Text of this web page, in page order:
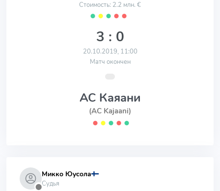
Стоимость: 2.2 млн. €
⬤ ⬤ ⬤ ⬤ ⬤
3 : 0
20.10.2019, 11:00
Матч окончен
АС Каяани
(AC Kajaani)
⬤ ⬤ ⬤ ⬤ ⬤
⬤
Микко Юусола
Судья